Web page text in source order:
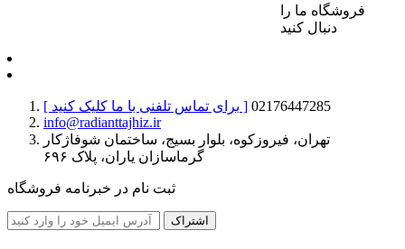
فروشگاه ما را
دنبال کنید
[ برای تماس تلفنی با ما کلیک کنید ] 02176447285
info@radianttajhiz.ir
تهران، فیروزکوه، بلوار بسیج، ساختمان شوفاژکار
گرماسازان یاران، پلاک ۶۹۶
ثبت نام در خبرنامه فروشگاه
اشتراک